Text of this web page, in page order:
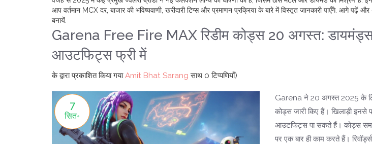
आप वर्तमान MCX दर, बाजार की भविष्यवाणी, खरीदारी टिप्स और प्रमाणन प्रक्रिया के बारे में विस्तृत जानकारी पाएँगे. आगे
बनायें.
Garena Free Fire MAX रिडीम कोड्स 20 अगस्त:
आउटफिट्स फ्री में
के द्वारा प्रकाशित किया गयाAmit Bhat Sarang साथ 0 टिप्पणियाँ)
7
सित॰
Garena ने 20 अगस्त 2025 के
कोड्स जारी किए हैं। खिलाड़ी
आउटफिट्स पा सकते हैं। कोड्स
पर एक बार ही काम करते हैं।